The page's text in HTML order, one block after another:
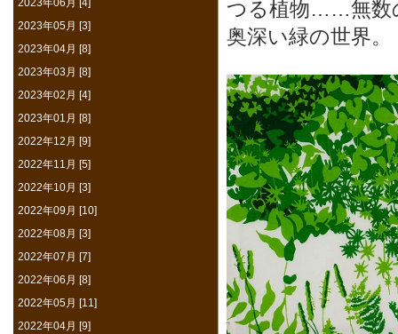
つる植物……無数
奥深い緑の世界。
2023年06月 [4]
2023年05月 [3]
2023年04月 [8]
2023年03月 [8]
2023年02月 [4]
2023年01月 [8]
2022年12月 [9]
2022年11月 [5]
2022年10月 [3]
2022年09月 [10]
2022年08月 [3]
2022年07月 [7]
2022年06月 [8]
2022年05月 [11]
2022年04月 [9]